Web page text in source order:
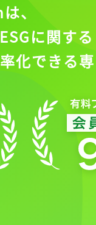
、
に関する
化できる